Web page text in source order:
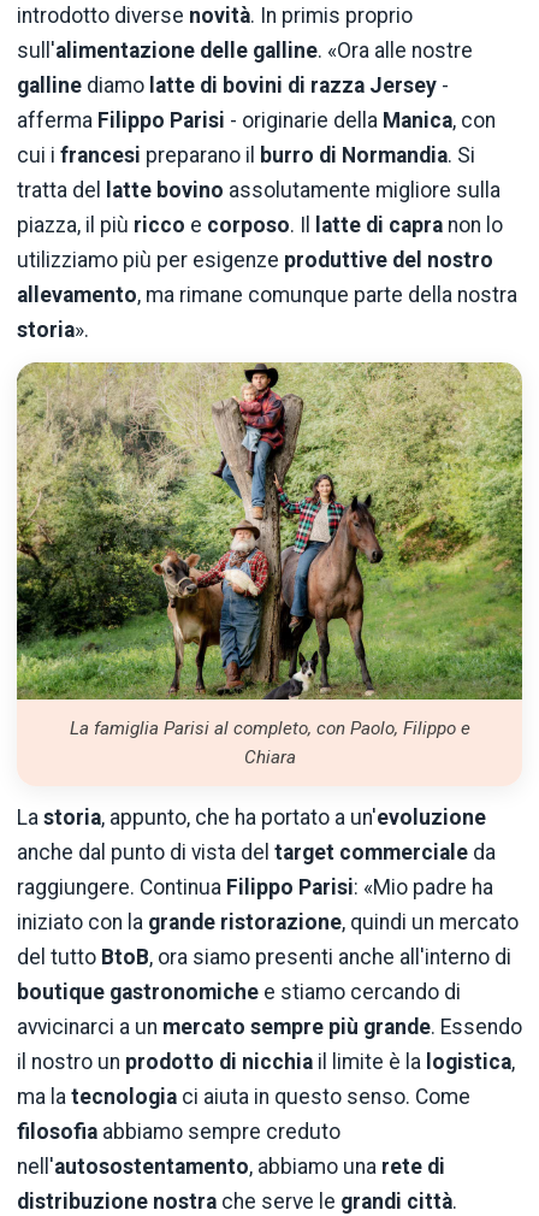
introdotto diverse novità. In primis proprio
sull'alimentazione delle galline. «Ora alle nostre
galline diamo latte di bovini di razza Jersey -
afferma Filippo Parisi - originarie della Manica, con
cui i francesi preparano il burro di Normandia. Si
tratta del
latte bovino assolutamente migliore sulla
piazza, il più ricco e corposo. Il latte di capra non lo
utilizziamo più per esigenze produttive del nostro
allevamento, ma rimane comunque parte della nostra
storia».
La famiglia Parisi al completo, con Paolo, Filippo e
Chiara
La storia, appunto, che ha portato a un'evoluzione
anche dal punto di vista del target commerciale da
raggiungere. Continua Filippo Parisi: «Mio padre ha
iniziato con la grande ristorazione, quindi un mercato
del tutto BtoB, ora siamo presenti anche all'interno di
boutique gastronomiche e stiamo cercando di
avvicinarci a un mercato sempre più grande. Essendo
il nostro un prodotto di nicchia il limite è la logistica,
ma la tecnologia ci aiuta in questo senso. Come
filosofia abbiamo sempre creduto
nell'autosostentamento, abbiamo una rete di
distribuzione nostra che serve le grandi città.